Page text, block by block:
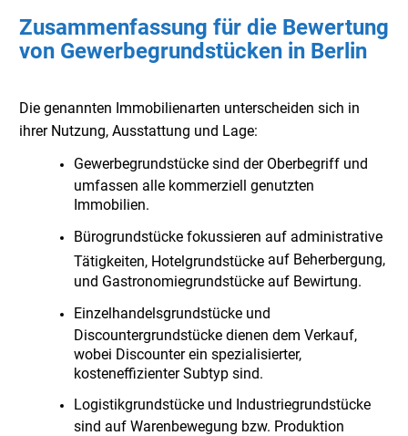
Zusammenfassung für die Bewertung
von Gewerbegrundstücken in Berlin
Die genannten Immobilienarten unterscheiden sich in
ihrer Nutzung, Ausstattung und Lage:
Gewerbegrundstücke sind der Oberbegriff und
umfassen alle kommerziell genutzten
Immobilien.
Bürogrundstücke fokussieren auf administrative
Tätigkeiten, Hotelgrundstücke auf Beherbergung,
und Gastronomiegrundstücke auf Bewirtung.
Einzelhandelsgrundstücke und
Discountergrundstücke dienen dem Verkauf,
wobei Discounter ein spezialisierter,
kosteneffizienter Subtyp sind.
Logistikgrundstücke und Industriegrundstücke
sind auf Warenbewegung bzw. Produktion